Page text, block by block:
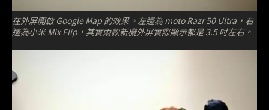
在外屏開啟 Google Map 的效果。左邊為 moto Razr 50 Ultra，右
邊為小米 Mix Flip，其實兩款新機外屏實際顯示都是 3.5 吋左右。